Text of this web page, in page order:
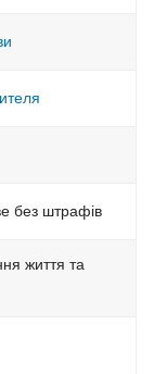
без штрафів
життя та